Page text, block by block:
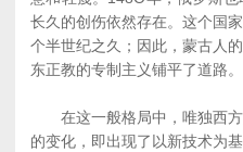
长久的创伤依然存在。这个国
个半世纪之久；因此，蒙古人
东正教的专制主义铺平了道路。
在这一般格局中，唯独西方
的变化，即出现了以新技术为